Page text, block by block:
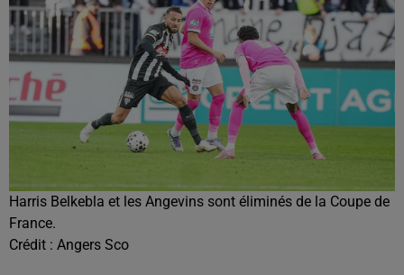
Harris Belkebla et les Angevins sont éliminés de la Coupe de
France.
Crédit : Angers Sco